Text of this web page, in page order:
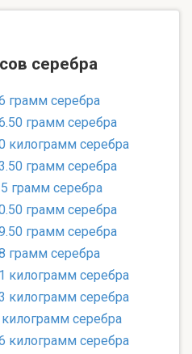
серебра
грамм серебра
грамм серебра
килограмм серебра
грамм серебра
грамм серебра
грамм серебра
грамм серебра
грамм серебра
килограмм серебра
килограмм серебра
серебра
килограмм серебра